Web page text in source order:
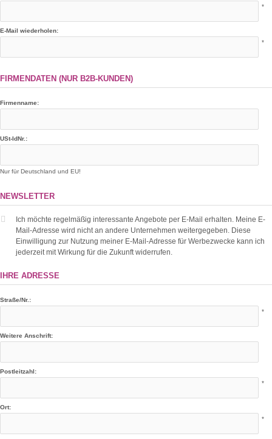
*
E-Mail wiederholen:
*
FIRMENDATEN (NUR B2B-KUNDEN)
Firmenname:
USt-IdNr.:
Nur für Deutschland und EU!
NEWSLETTER
Ich möchte regelmäßig interessante Angebote per E-Mail erhalten. Meine E-
Mail-Adresse wird nicht an andere Unternehmen weitergegeben. Diese
Einwilligung zur Nutzung meiner E-Mail-Adresse für Werbezwecke kann ich
jederzeit mit Wirkung für die Zukunft widerrufen.
IHRE ADRESSE
Straße/Nr.:
*
Weitere Anschrift:
Postleitzahl:
*
Ort:
*